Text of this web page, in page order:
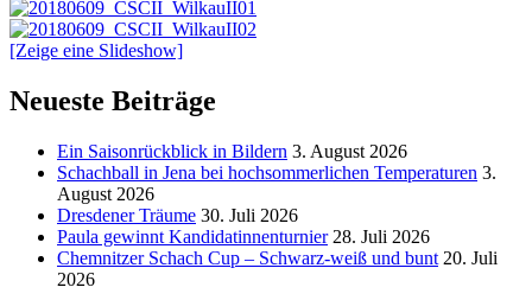
[Zeige eine Slideshow]
Neueste Beiträge
Ein Saisonrückblick in Bildern 3. August 2026
Schachball in Jena bei hochsommerlichen Temperaturen 3.
August 2026
Dresdener Träume 30. Juli 2026
Paula gewinnt Kandidatinnenturnier 28. Juli 2026
Chemnitzer Schach Cup – Schwarz-weiß und bunt 20. Juli
2026